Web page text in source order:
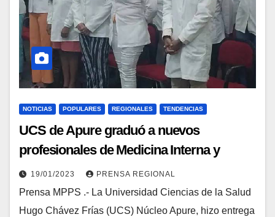
NOTICIAS POPULARES REGIONALES TENDENCIAS
UCS de Apure graduó a nuevos
profesionales de Medicina Interna y
Odontología
19/01/2023 PRENSA REGIONAL
Prensa MPPS .- La Universidad Ciencias de la Salud
Hugo Chávez Frías (UCS) Núcleo Apure, hizo entrega